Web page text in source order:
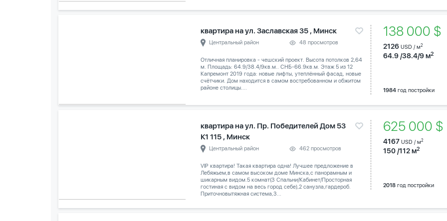
квартира на ул. Заславская 35 , Минск
Центральный район 48 просмотров
Отличная планировка - чешский проект. Высота потолков 2,64
м. Площадь: 64.9/38.4/9кв.м.. СНБ-66.9кв.м. Этаж 5 из 12
Капремонт 2019 года: новые лифты, утеплённый фасад, новые
счётчики. Дом находится в самом востребованном и обжитом
районе столицы....
138 000 $
2126 USD / м2
64.9 /38.4/9 м2
1984год постройки
квартира на ул. Пр. Победителей Дом 53
К1 115 , Минск
Центральный район 462 просмотров
VIP квартира! Такая квартира одна! Лучшее предложение в
Лебяжьем,в самом высоком доме Минска,с панорамным и
шикарным видом.5 комнат(3 Спальни/Кабинет/Просторная
гостиная с видом на весь город себе),2 санузла,гардероб.
Приточновытяжная система,3...
625 000
4167 USD / м2
150 /112 м2
2018год постройки